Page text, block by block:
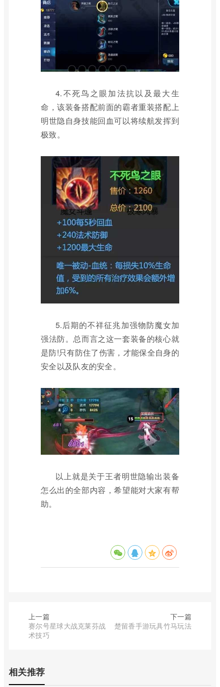
4.不死鸟之眼加法抗以及最大生
命，该装备搭配前面的霸者重装搭配上
明世隐自身技能回血可以将续航发挥到
极致。
5.后期的不祥征兆加强物防魔女加
强法防。总而言之这一套装备的核心就
是防!只有防住了伤害，才能保全自身的
安全以及队友的安全。
以上就是关于王者明世隐输出装备
怎么出的全部内容，希望能对大家有帮
助。
上一篇
赛尔号星球大战克莱芬战
术技巧
下一篇
楚留香手游玩具竹马玩法
相关推荐